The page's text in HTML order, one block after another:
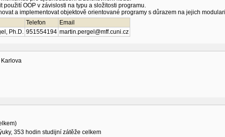
použití OOP v závislosti na typu a složitosti programu.
a implementovat objektově orientované programy s důrazem na jejich
Telefon
Email
Ph.D. 951554194 martin.pergel@mff.cuni.cz
Karlova
353 hodin studijní zátěže celkem